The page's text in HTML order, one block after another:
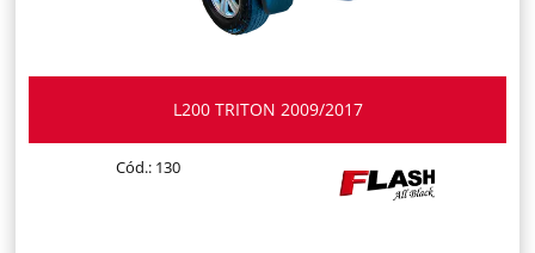
L200 TRITON 2009/2017
Cód.: 130